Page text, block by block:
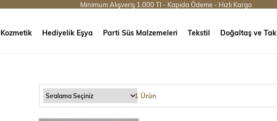
Minimum Alışveriş 1.000 Tl - Kapıda Ödeme - Hızlı Kargo
Kozmetik Hediyelik Eşya Parti Süs Malzemeleri Tekstil Doğaltaş ve
1 Ürün